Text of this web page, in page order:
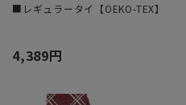
■レギュラータイ【OEKO-TEX】
4,389円